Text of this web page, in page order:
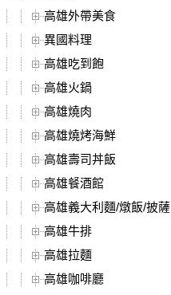
高雄外帶美食
異國料理
高雄吃到飽
高雄火鍋
高雄燒肉
高雄燒烤海鮮
高雄壽司丼飯
高雄餐酒館
高雄義大利麵/燉飯/披薩
高雄牛排
高雄拉麵
高雄咖啡廳